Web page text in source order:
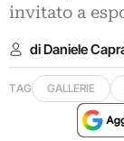
invitato a
di Daniele
TAG GALLERIE